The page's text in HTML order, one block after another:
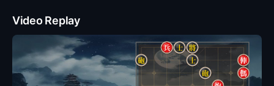
Video Replay